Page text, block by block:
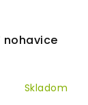
nohavice
Skladom